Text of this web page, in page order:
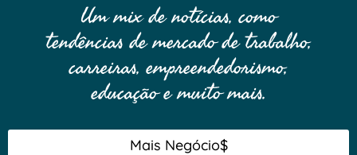
Um mix de notícias, como
tendências de mercado de trabalho,
carreiras, empreendedorismo,
educação e muito mais.
Mais Negócio$